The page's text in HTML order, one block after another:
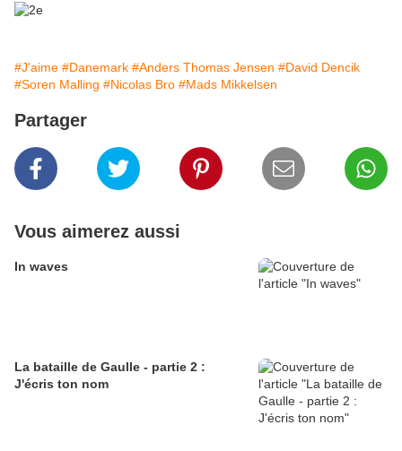
#J'aime #Danemark #Anders Thomas Jensen #David Dencik
#Soren Malling #Nicolas Bro #Mads Mikkelsen
Partager
Vous aimerez aussi
In waves
La bataille de Gaulle - partie 2 :
J'écris ton nom